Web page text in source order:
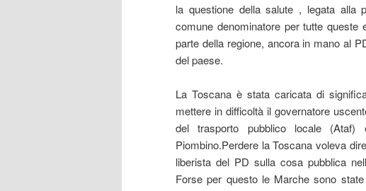
la questione della salute , legata alla
comune denominatore per tutte queste
parte della regione, ancora in mano al
del paese.
La Toscana è stata caricata di
mettere in difficoltà il governatore
del trasporto pubblico locale (Ataf)
Piombino.Perdere la Toscana voleva
liberista del PD sulla cosa pubblica
Forse per questo le Marche sono